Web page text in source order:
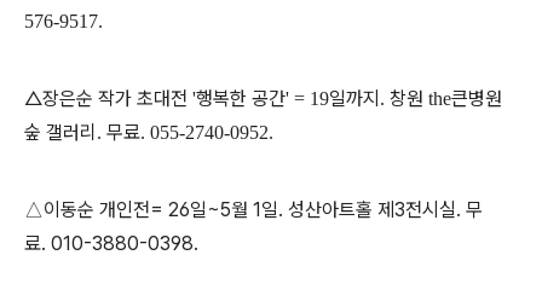
576-9517.
△장은순 작가 초대전 '행복한 공간' = 19일까지 . 창원 the큰병원
숲 갤러리 . 무료. 055-2740-0952.
△이동순 개인전= 26일~5월 1일. 성산아트홀 제3전시실. 무
료. 010-3880-0398.